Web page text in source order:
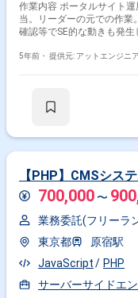
作業内容 ポータルサイト
当。リーダーの元での作業
確認等でSE的な動きも発生
5年前・ 提供元: アットエンジニア
【PHP】CMSシス
700,000 〜
業務委託(フリーラ
東京都
原宿駅
JavaScript
PHP
サーバーサイドエ
その他の職種から探す
サーバーサイドエン